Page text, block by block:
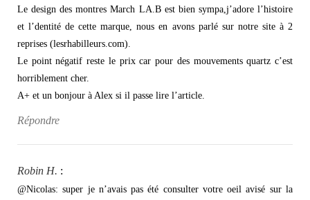
Le design des montres March LA.B est bien sympa,j’adore l’histoire
et l’dentité de cette marque, nous en avons parlé sur notre site à 2
reprises (lesrhabilleurs.com).
Le point négatif reste le prix car pour des mouvements quartz c’est
horriblement cher.
A+ et un bonjour à Alex si il passe lire l’article.
Répondre
Robin H. :
@Nicolas: super je n’avais pas été consulter votre oeil avisé sur la